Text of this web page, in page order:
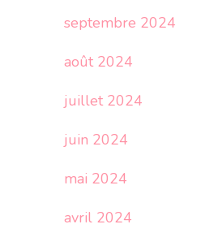
septembre 2024
août 2024
juillet 2024
juin 2024
mai 2024
avril 2024